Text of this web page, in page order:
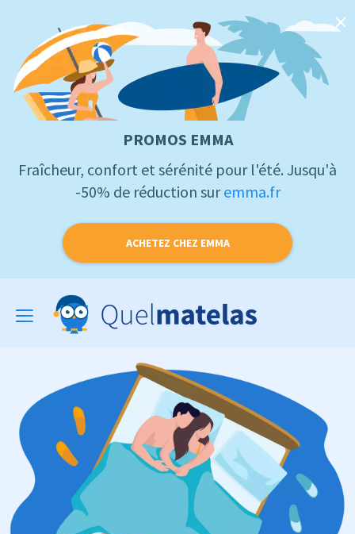
PROMOS EMMA
Fraîcheur, confort et sérénité pour l'été. Jusqu'à
-50% de réduction suremma.fr
ACHETEZ CHEZ EMMA
Toggle
navigation